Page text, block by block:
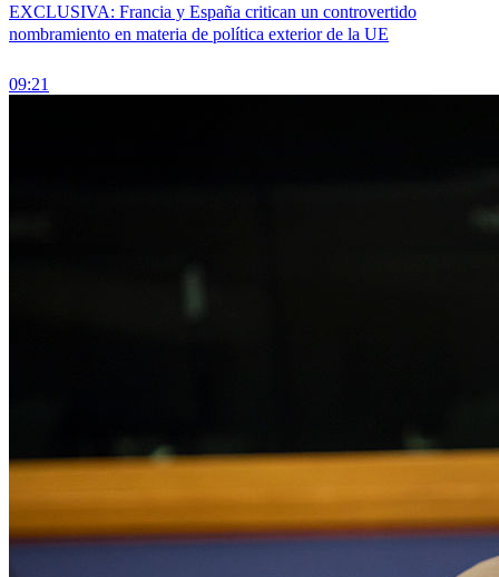
EXCLUSIVA: Francia y España critican un controvertido
nombramiento en materia de política exterior de la UE
09:21